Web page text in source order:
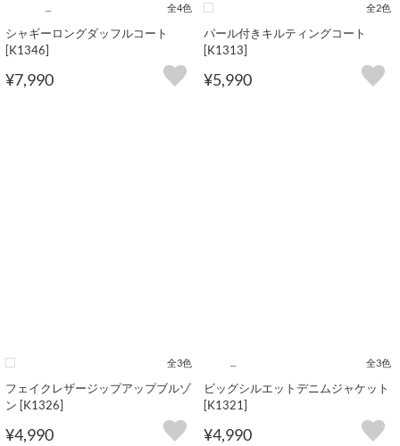
全4色
シャギーロングダッフルコート
[K1346]
¥7,990
全2色
パール付きキルティングコート
[K1313]
¥5,990
全3色
フェイクレザージップアップブルゾ
ン [K1326]
¥4,990
全3色
ビッグシルエットデニムジャケット
[K1321]
¥4,990